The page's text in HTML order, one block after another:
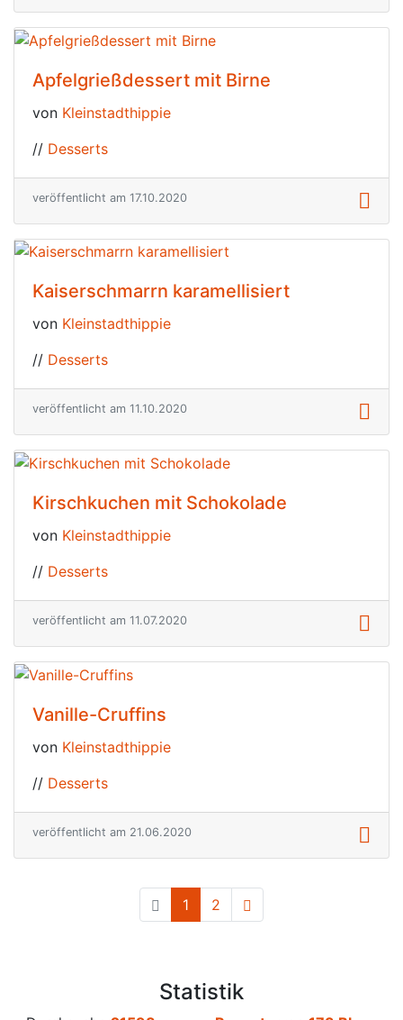
Apfelgrießdessert mit Birne
von Kleinstadthippie
// Desserts
veröffentlicht am 17.10.2020
Kaiserschmarrn karamellisiert
von Kleinstadthippie
// Desserts
veröffentlicht am 11.10.2020
Kirschkuchen mit Schokolade
von Kleinstadthippie
// Desserts
veröffentlicht am 11.07.2020
Vanille-Cruffins
von Kleinstadthippie
// Desserts
veröffentlicht am 21.06.2020
1 (current)
2
Statistik